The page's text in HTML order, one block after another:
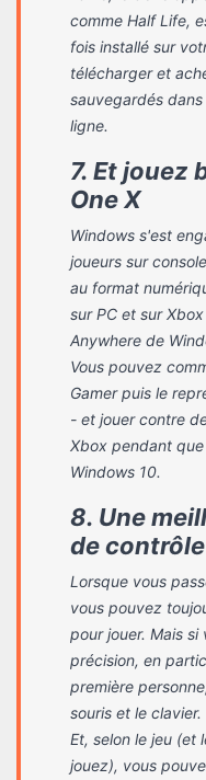
comme Half Life,
fois installé sur
télécharger et
sauvegardés
ligne.
7. Et jouez
One X
Windows s'est
joueurs sur
au format
sur PC et sur
Anywhere de
Vous pouvez
Gamer puis le
- et jouer contre
Xbox pendant
Windows 10.
8. Une
de contrôle
Lorsque vous
vous pouvez
pour jouer. Mais si
précision, en
première
souris et le clavier.
Et, selon le jeu (et
jouez), vous